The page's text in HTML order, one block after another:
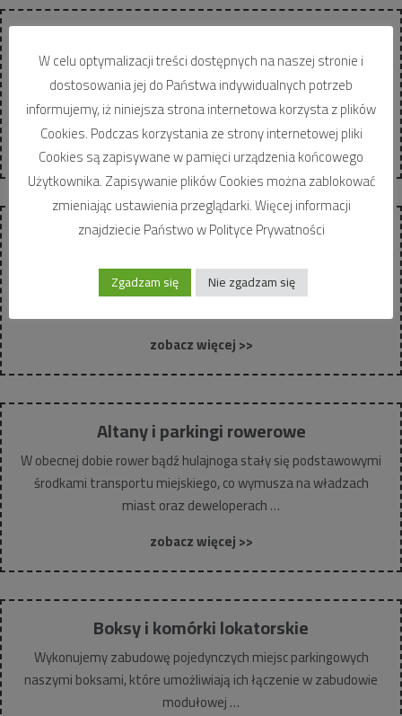
Carporty
Oferujemy Państwu wysokiej jakości Carporty w konstrukcji
stalowej na pojedyncze i podwójne miejsca parkingowe oraz w
zabudowie szeregowej na parkingi masowe …
zobacz więcej >>
Wiaty śmietnikowe
Każdy z nas wielokrotnie przechodził obok przepełnionych
koszy na śmieci przylegających do blaszanych wiat. Ich wygląd
zobacz więcej >>
Altany i parkingi rowerowe
W obecnej dobie rower bądź hulajnoga stały się podstawowymi
środkami transportu miejskiego, co wymusza na władzach
miast oraz deweloperach …
zobacz więcej >>
Boksy i komórki lokatorskie
Wykonujemy zabudowę pojedynczych miejsc parkingowych
naszymi boksami, które umożliwiają ich łączenie w zabudowie
modułowej …
W celu optymalizacji treści dostępnych na naszej stronie i
dostosowania jej do Państwa indywidualnych potrzeb
informujemy, iż niniejsza strona internetowa korzysta z plików
Cookies. Podczas korzystania ze strony internetowej pliki
Cookies są zapisywane w pamięci urządzenia końcowego
Użytkownika. Zapisywanie plików Cookies można zablokować
zmieniając ustawienia przeglądarki. Więcej informacji
znajdziecie Państwo w Polityce Prywatności
Zgadzam się Nie zgadzam się